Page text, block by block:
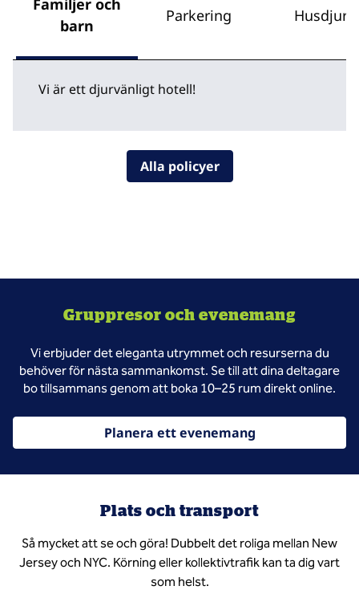
Familjer och
barn
Parkering Husdjur
Vi är ett djurvänligt hotell!
Alla policyer
Gruppresor och evenemang
Vi erbjuder det eleganta utrymmet och resurserna du
behöver för nästa sammankomst. Se till att dina deltagare
bo tillsammans genom att boka 10–25 rum direkt online.
Planera ett evenemang
Plats och transport
Så mycket att se och göra! Dubbelt det roliga mellan New
Jersey och NYC. Körning eller kollektivtrafik kan ta dig vart
som helst.